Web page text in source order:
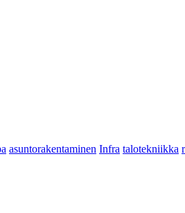
asuntorakentaminen Infra talotekniikka